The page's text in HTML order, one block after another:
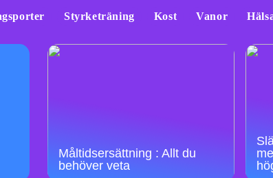
Styrketräning Kost Vanor
Måltidsersättning : Allt du
behöver veta